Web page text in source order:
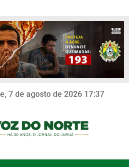
7 de agosto de 2026 17:37